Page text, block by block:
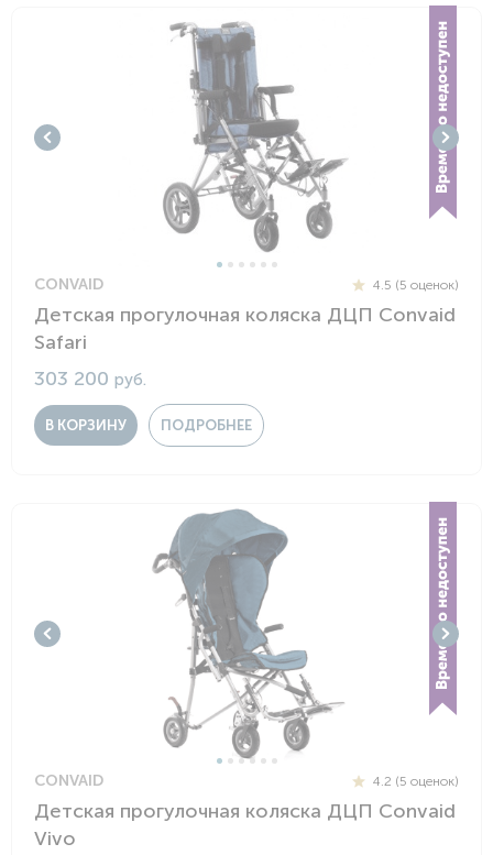
CONVAID 4.5 (5 оценок)
Детская прогулочная коляска ДЦП Convaid
Safari
303 200 руб.
В КОРЗИНУ ПОДРОБНЕЕ
CONVAID 4.2 (5 оценок)
Детская прогулочная коляска ДЦП Convaid
Vivo